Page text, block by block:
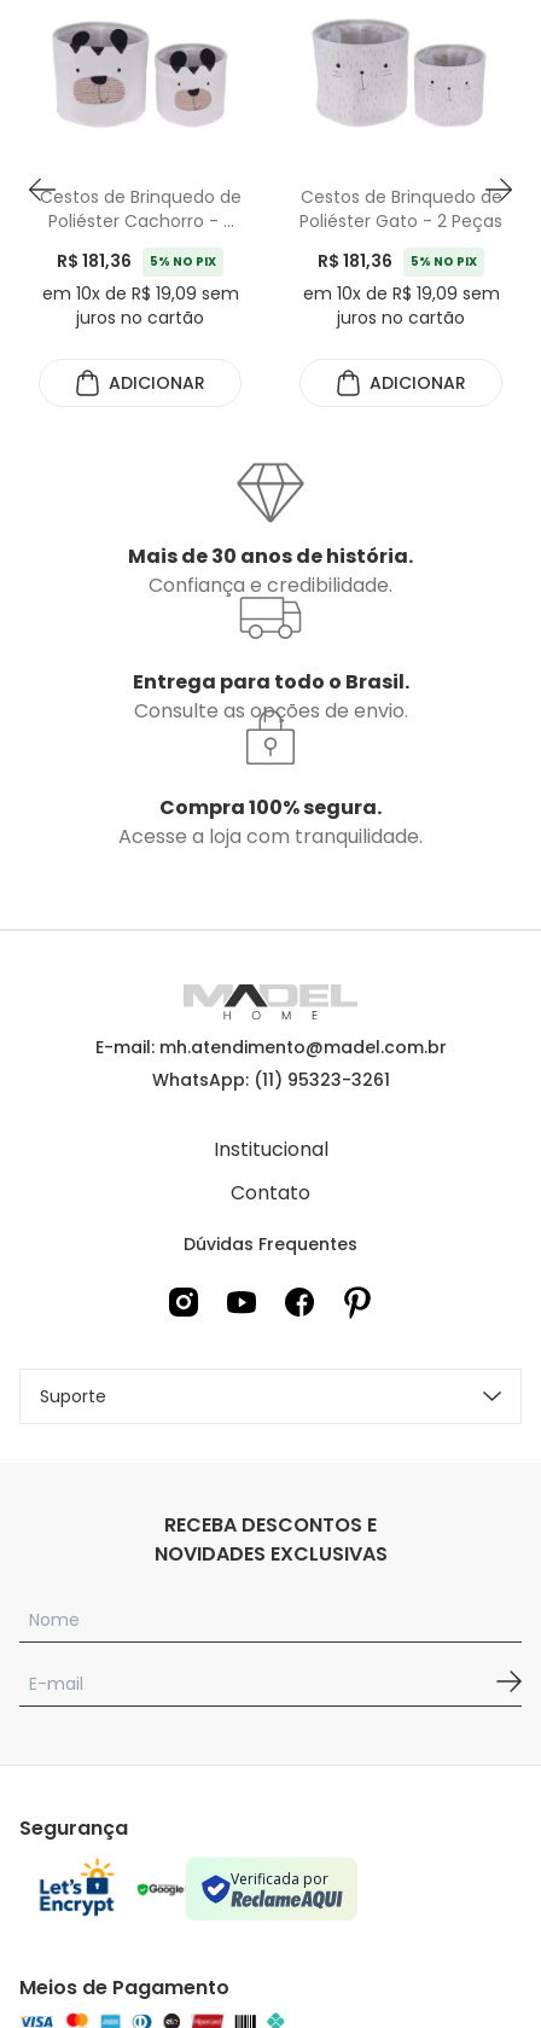
Cestos de Brinquedo de
Poliéster Cachorro - 2
Peças
R$ 181,36 5% NO PIX
em 10x de R$ 19,09 sem
juros no cartão
ADICIONAR
Cestos de Brinquedo de
Poliéster Gato - 2 Peças
R$ 181,36
5% NO PIX
em 10x de R$ 19,09 sem
juros no cartão
ADICIONAR
Mais de 30 anos de história.
Confiança e credibilidade.
Entrega para todo o Brasil.
Consulte as opções de envio.
Compra 100% segura.
Acesse a loja com tranquilidade.
E-mail: mh.atendimento@madel.com.br
WhatsApp: (11) 95323-3261
Institucional
Contato
Dúvidas Frequentes
Suporte
RECEBA DESCONTOS E
NOVIDADES EXCLUSIVAS
Segurança
Verificada por
Meios de Pagamento